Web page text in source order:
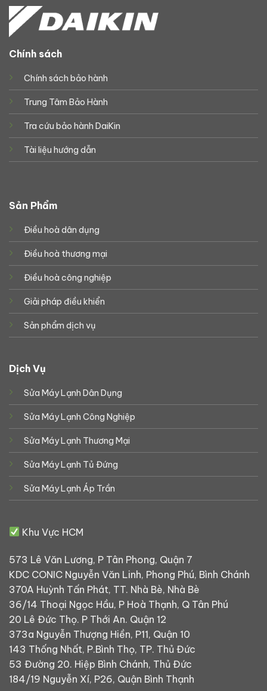
Chính sách
Chính sách bảo hành
Trung Tâm Bảo Hành
Tra cứu bảo hành DaiKin
Tài liệu hướng dẫn
Sản Phẩm
Điều hoà dân dụng
Điều hoà thương mại
Điều hoà công nghiệp
Giải pháp điều khiển
Sản phẩm dịch vụ
Dịch Vụ
Sửa Máy Lạnh Dân Dụng
Sửa Máy Lạnh Công Nghiệp
Sửa Máy Lạnh Thương Mại
Sửa Máy Lạnh Tủ Đứng
Sửa Máy Lạnh Áp Trần
Khu Vực HCM
573 Lê Văn Lương, P Tân Phong, Quận 7
KDC CONIC Nguyễn Văn Linh, Phong Phú, Bình Chánh
370A Huỳnh Tấn Phát, TT. Nhà Bè, Nhà Bè
36/14 Thoại Ngọc Hầu, P Hoà Thạnh, Q Tân Phú
20 Lê Đức Thọ. P Thới An. Quận 12
373a Nguyễn Thượng Hiền, P11, Quận 10
143 Thống Nhất, P.Bình Thọ, TP. Thủ Đức
53 Đường 20. Hiệp Bình Chánh, Thủ Đức
184/19 Nguyễn Xí, P26, Quận Bình Thạnh